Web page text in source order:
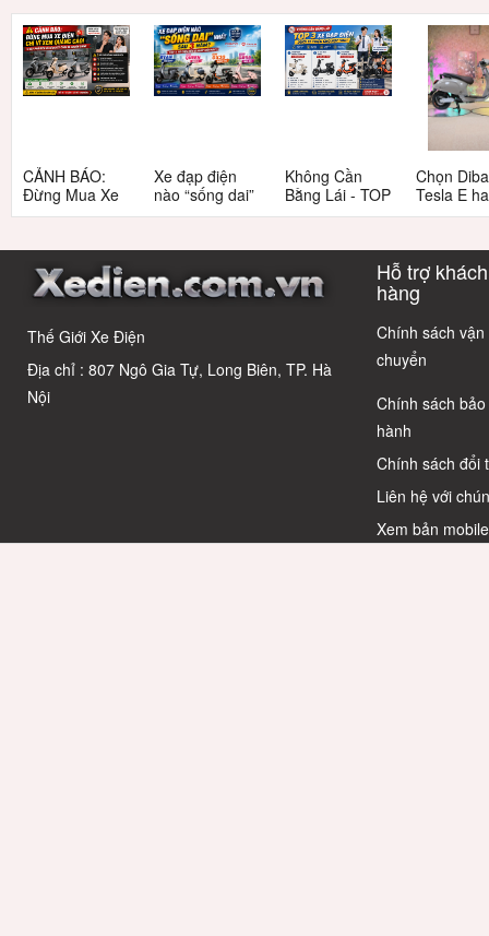
CẢNH BÁO:
Đừng Mua Xe
Điện Chỉ Vì
Cáo! 5 Bẫy
Phổ Biến Và Bí
Quyết Chọn Xe
Chuẩn Chỉnh
Xe đạp điện
nào “sống dai”
nhất sau 5
có câu trả lời
Không Cần
Bằng Lái - TOP
3 Xe Đạp Điện
Cho Học Sinh
Chọn
Tesla E
Tesla G:
cho người
dùng
thái
Thế Giới Xe Điện
Địa chỉ : 807 Ngô Gia Tự, Long Biên, TP. Hà
Nội
Hỗ trợ khách
hàng
Chính sách vận
chuyển
Chính sách bảo
hành
Chính sách đổi
Liên hệ với
Xem bản